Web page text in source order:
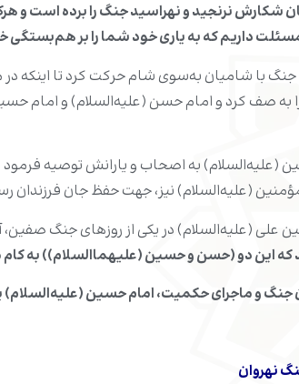
شکارش نرنجید و نهراسید جنگ را برده است و
داریم که به یاری خود شما را بر هم‌بستگی
با شامیان به‌سوی شام حرکت کرد تا اینکه در
به صف کرد و امام حسن (علیه‌السلام) و امام حسین
(علیه‌السلام) به اصحاب و یارانش توصیه ‌فرمود
(علیه‌السلام) نیز، جهت حفظ جان فرزندان
علی (علیه‌السلام) در یکی از روزهای جنگ
که این دو (حسن و حسین (علیهماالسلام)) به
جنگ و ماجرای حکمیت، امام حسین
نهروان